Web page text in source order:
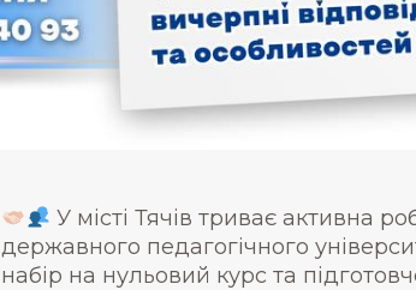
У місті Тячів триває активна
державного педагогічного
набір на нульовий курс та